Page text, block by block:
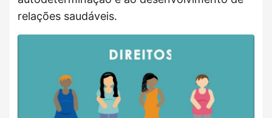
relações saudáveis.